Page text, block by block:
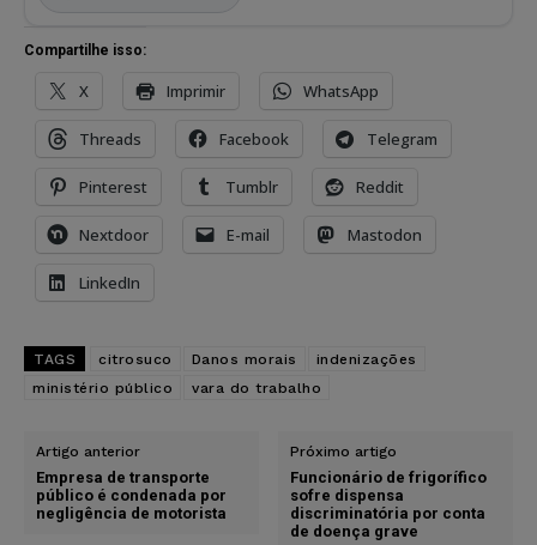
Compartilhe isso:
X Imprimir WhatsApp
Threads Facebook Telegram
Pinterest Tumblr Reddit
Nextdoor E-mail Mastodon
LinkedIn
TAGS citrosuco Danos morais
indenizações
ministério público
vara do trabalho
Artigo anterior
Empresa de transporte
público é condenada por
negligência de motorista
Próximo artigo
Funcionário de frigorífico
sofre dispensa
discriminatória por conta
de doença grave